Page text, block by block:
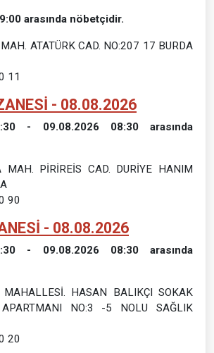
arasında nöbetçidir.
ATATÜRK CAD. NO:207 17 BURDA
11
- 08.08.2026
- 09.08.2026 08:30 arasında
MAH. PİRİREİS CAD. DURİYE HANIM
90
- 08.08.2026
- 09.08.2026 08:30 arasında
MAHALLESİ. HASAN BALIKÇI SOKAK
NO:3 -5 NOLU SAĞLIK
20